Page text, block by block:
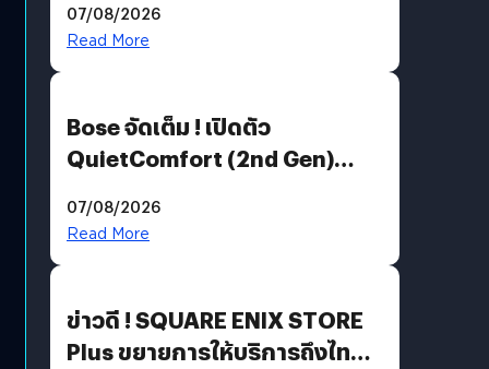
มีภาษาไทยด้วย
07/08/2026
Read More
Bose จัดเต็ม ! เปิดตัว
QuietComfort (2nd Gen)
07/08/2026
Read More
ข่าวดี ! SQUARE ENIX STORE
Plus ขยายการให้บริการถึงไทย